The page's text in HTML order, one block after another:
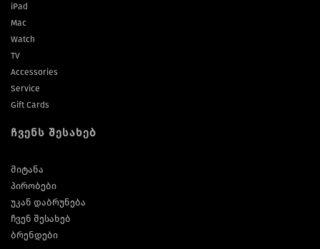
iPad
Mac
Watch
TV
Accessories
Service
Gift Cards
ჩვენს შესახებ
მიტანა
პირობები
უკან დაბრუნება
ჩვენ შესახებ
ბრენდები